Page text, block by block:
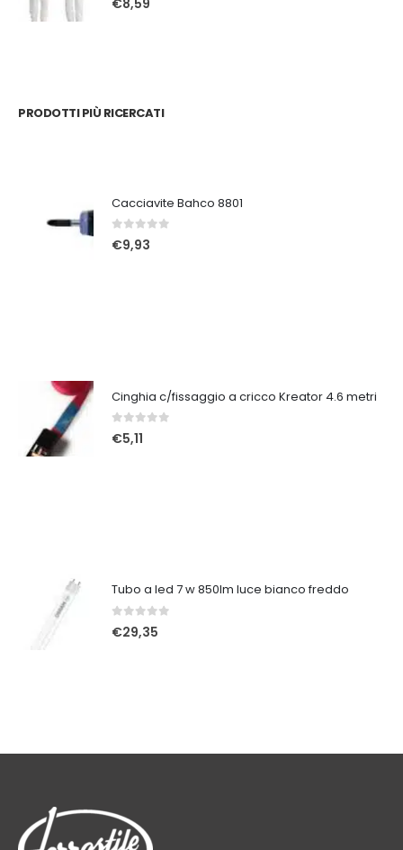
€8,59
PRODOTTI PIÙ RICERCATI
Cacciavite Bahco 8801
0Su 5
€9,93
Cinghia c/fissaggio a cricco Kreator 4.6 metri
0Su 5
€5,11
Tubo a led 7 w 850lm luce bianco freddo
0Su 5
€29,35